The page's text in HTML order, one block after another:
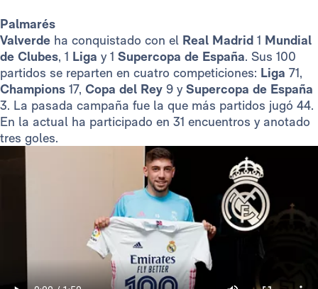
Palmarés
Valverde ha conquistado con el Real Madrid 1 Mundial
de Clubes, 1 Liga y 1 Supercopa de España. Sus 100
partidos se reparten en cuatro competiciones: Liga 71,
Champions 17, Copa del Rey 9 ySupercopa de España
3. La pasada campaña fue la que más partidos jugó 44.
En la actual ha participado en 31 encuentros y anotado
tres goles.